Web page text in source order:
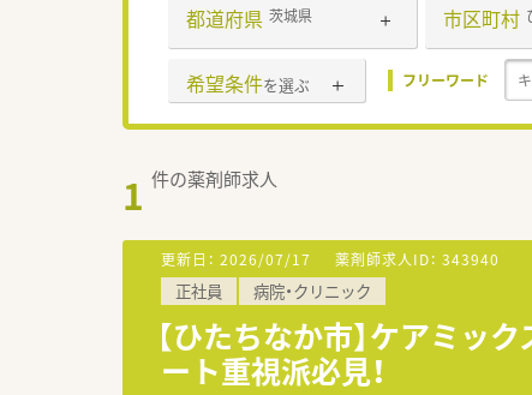
都道府県 茨城県 市区町村
希望条件を選ぶ フリーワード
1 件の薬剤師求人
更新日： 2026/07/17 薬剤師求人ID： 343940
正社員 病院・クリニック
【ひたちなか市】ケアミッ
ート重視派必見！